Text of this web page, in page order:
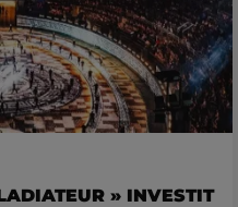
» INVESTIT